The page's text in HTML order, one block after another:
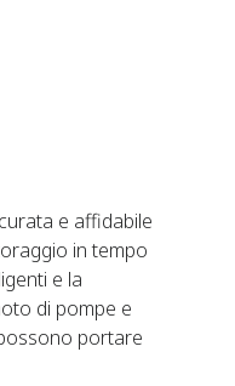
e affidabile
in tempo
e la
di pompe e
portare